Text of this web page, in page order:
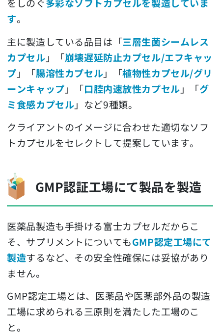
をしのぐ多彩なソフトカプセルを製造していま
す。
主に製造している品目は「三層生菌シームレス
カプセル 」「崩壊遅延防止カプセル/エフキャッ
プ 」「腸溶性カプセル」「植物性カプセル/グリ
ーンキャップ 」「口腔内速放性カプセル 」「グ
ミ食感カプセル」など9種類。
クライアントのイメージに合わせた適切なソフ
トカプセルをセレクトして提案しています。
GMP認証工場にて製品を製造
医薬品製造も手掛ける富士カプセルだからこ
そ、サプリメントについてもGMP認定工場にて
製造するなど、その安全性確保には妥協があり
ません。
GMP認定工場とは、医薬品や医薬部外品の製造
工場に求められる三原則を満たした工場のこ
と。